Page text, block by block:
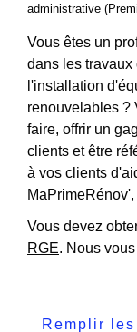
administrative
Vous êtes un
dans les
l'installation
renouvelables ?
faire, offrir un
clients et être
à vos clients
Vous devez
RGE. Nous
Remplir